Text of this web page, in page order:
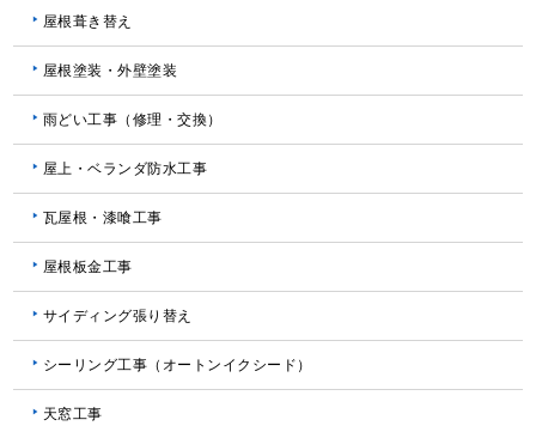
屋根葺き替え
屋根塗装・外壁塗装
雨どい工事（修理・交換）
屋上・ベランダ防水工事
瓦屋根・漆喰工事
屋根板金工事
サイディング張り替え
シーリング工事（オートンイクシード）
天窓工事